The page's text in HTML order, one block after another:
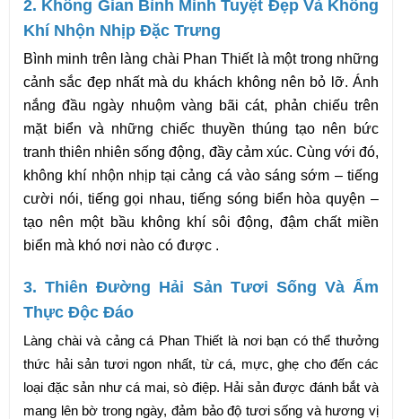
2. Không Gian Bình Minh Tuyệt Đẹp Và Không
Khí Nhộn Nhịp Đặc Trưng
Bình minh trên làng chài Phan Thiết là một trong những
cảnh sắc đẹp nhất mà du khách không nên bỏ lỡ. Ánh
nắng đầu ngày nhuộm vàng bãi cát, phản chiếu trên
mặt biển và những chiếc thuyền thúng tạo nên bức
tranh thiên nhiên sống động, đầy cảm xúc. Cùng với đó,
không khí nhộn nhịp tại cảng cá vào sáng sớm – tiếng
cười nói, tiếng gọi nhau, tiếng sóng biển hòa quyện –
tạo nên một bầu không khí sôi động, đậm chất miền
biển mà khó nơi nào có được .
3. Thiên Đường Hải Sản Tươi Sống Và Ẩm
Thực Độc Đáo
Làng chài và cảng cá Phan Thiết là nơi bạn có thể thưởng
thức hải sản tươi ngon nhất, từ cá, mực, ghẹ cho đến các
loại đặc sản như cá mai, sò điệp. Hải sản được đánh bắt và
mang lên bờ trong ngày, đảm bảo độ tươi sống và hương vị